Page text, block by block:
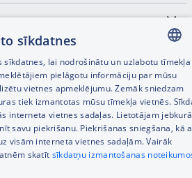
LATVIAN
RUSSIAN
ENGLISH
sīkdatnes
lai nodrošinātu un uzlabotu tīmekļa
pielāgotu informāciju par mūsu
vietnes apmeklējumu. Zemāk sniedzam
tiek izmantotas mūsu tīmekļa vietnēs.
interneta vietnes sadaļas. Lietotājam
savu piekrišanu. Piekrišanas sniegšana, kā
visām interneta vietnes sadaļām. Vairāk
skatīt sīkdatņu izmantošanas